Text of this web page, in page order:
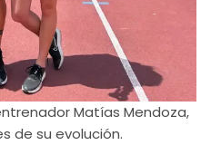
Matías Mendoza,
de su evolución.